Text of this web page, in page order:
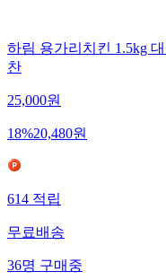
하림 용가리치킨 1.5kg
찬
25,000원
18%20,480원
614적립
무료배송
36명구매중